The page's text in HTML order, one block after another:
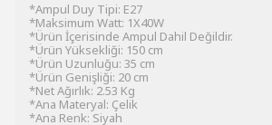
*Ampul Duy Tipi: E27
*Maksimum Watt: 1X40W
*Ürün İçerisinde Ampul Dahil Değildir.
*Ürün Yüksekliği: 150 cm
*Ürün Uzunluğu: 35 cm
*Ürün Genişliği: 20 cm
*Net Ağırlık: 2.53 Kg
*Ana Materyal: Çelik
*Ana Renk: Siyah